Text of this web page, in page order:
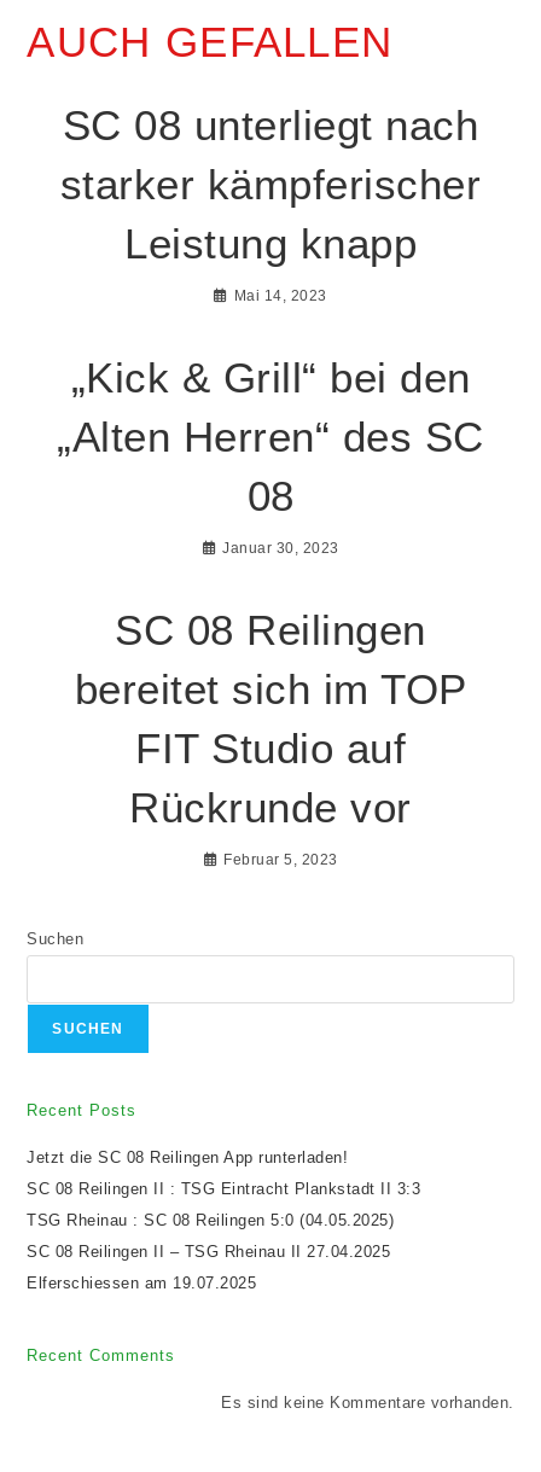
AUCH GEFALLEN
SC 08 unterliegt nach
starker kämpferischer
Leistung knapp
Mai 14, 2023
„Kick & Grill“ bei den
„Alten Herren“ des SC
08
Januar 30, 2023
SC 08 Reilingen
bereitet sich im TOP
FIT Studio auf
Rückrunde vor
Februar 5, 2023
Suchen
SUCHEN
Recent Posts
Jetzt die SC 08 Reilingen App runterladen!
SC 08 Reilingen II : TSG Eintracht Plankstadt II 3:3
TSG Rheinau : SC 08 Reilingen 5:0 (04.05.2025)
SC 08 Reilingen II – TSG Rheinau II 27.04.2025
Elferschiessen am 19.07.2025
Recent Comments
Es sind keine Kommentare vorhanden.